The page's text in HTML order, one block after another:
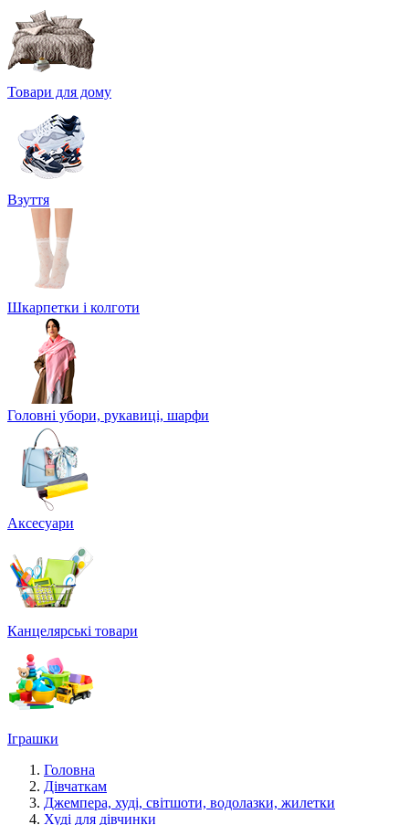
Товари для дому
Взуття
Шкарпетки і колготи
Головні убори, рукавиці, шарфи
Аксесуари
Канцелярські товари
Іграшки
Головна
Дівчаткам
Джемпера, худі, світшоти, водолазки, жилетки
Худі для дівчинки